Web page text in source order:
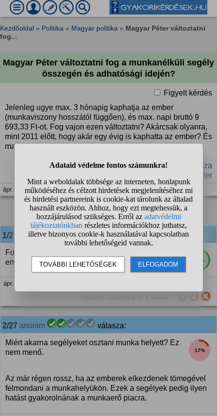
Kezdőoldal » Politika » Magyar politika » Magyar Péter változtatni
fog...
Magyar Péter változtatni fog a munkanélküli segély
összegén és adhatósági idején?
Figyelt kérdés
Jelenleg ugye max. 3 hónapig kaphatja az ember
(munkaviszony hosszától függően), és max. napi bruttó 9
693,33 Ft-ot. Fog vajon ezen változtatni? Akárcsak olyanra,
mint 2011 előtt, hogy akár egy évig is kaphatta az ember? És
magasabb összeget?
#álláskeresési járadék #munkanélküli segély
#Tisza
#Magyar Péter
ápr. 19. 21:27
1 2 3 ❯
1/27 anonim válasza:
66%
Fog igen. Átlagosan 9 hónapig munkanélküliek az
emberek munkavesztes után.
ápr. 19. 21:28
Hasznos számodra ez a válasz?
2/27 anonim válasza:
17%
Miért akarna segélyeket osztani munka helyett? Ez
nem menő.
Az már régen rossz, ha az emberek elkezdenek tömegével
felmondani a munkahelyükön. Ezek a segélyek pedig ilyen
hatást gyakorolnának a munkaerő piacra.